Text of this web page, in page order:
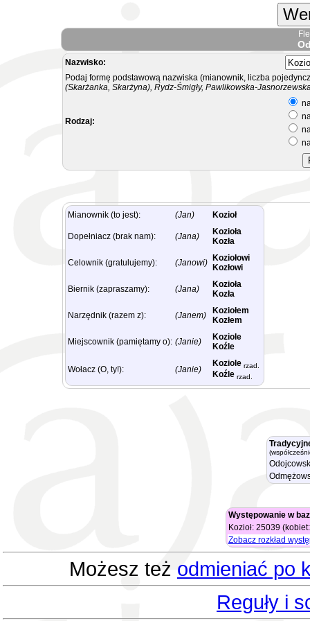
Nazwisko:
Podaj formę podstawową nazwiska (mianownik, liczba
(Skarżanka, Skarżyna), Rydz-Śmigły, Pawlikowska-
Rodzaj:
Mianownik (to jest): (Jan) Kozioł
Dopełniacz (brak nam): (Jana)
Kozioła
Kozła
Celownik (gratulujemy): (Janowi)
Koziołowi
Kozłowi
Biernik (zapraszamy): (Jana)
Kozioła
Kozła
Narzędnik (razem z): (Janem)
Koziołem
Kozłem
Miejscownik (pamiętamy o): (Janie)
Koziole
Koźle
Wołacz (O, ty!): (Janie)
Koziole rzad.
Koźle rzad.
Występowanie w
Kozioł: 25039
Zobacz rozkład
Możesz też odmieniać po
Reguły i